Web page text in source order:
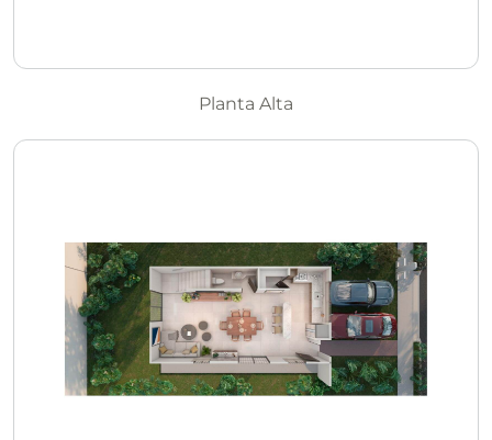
Planta Alta